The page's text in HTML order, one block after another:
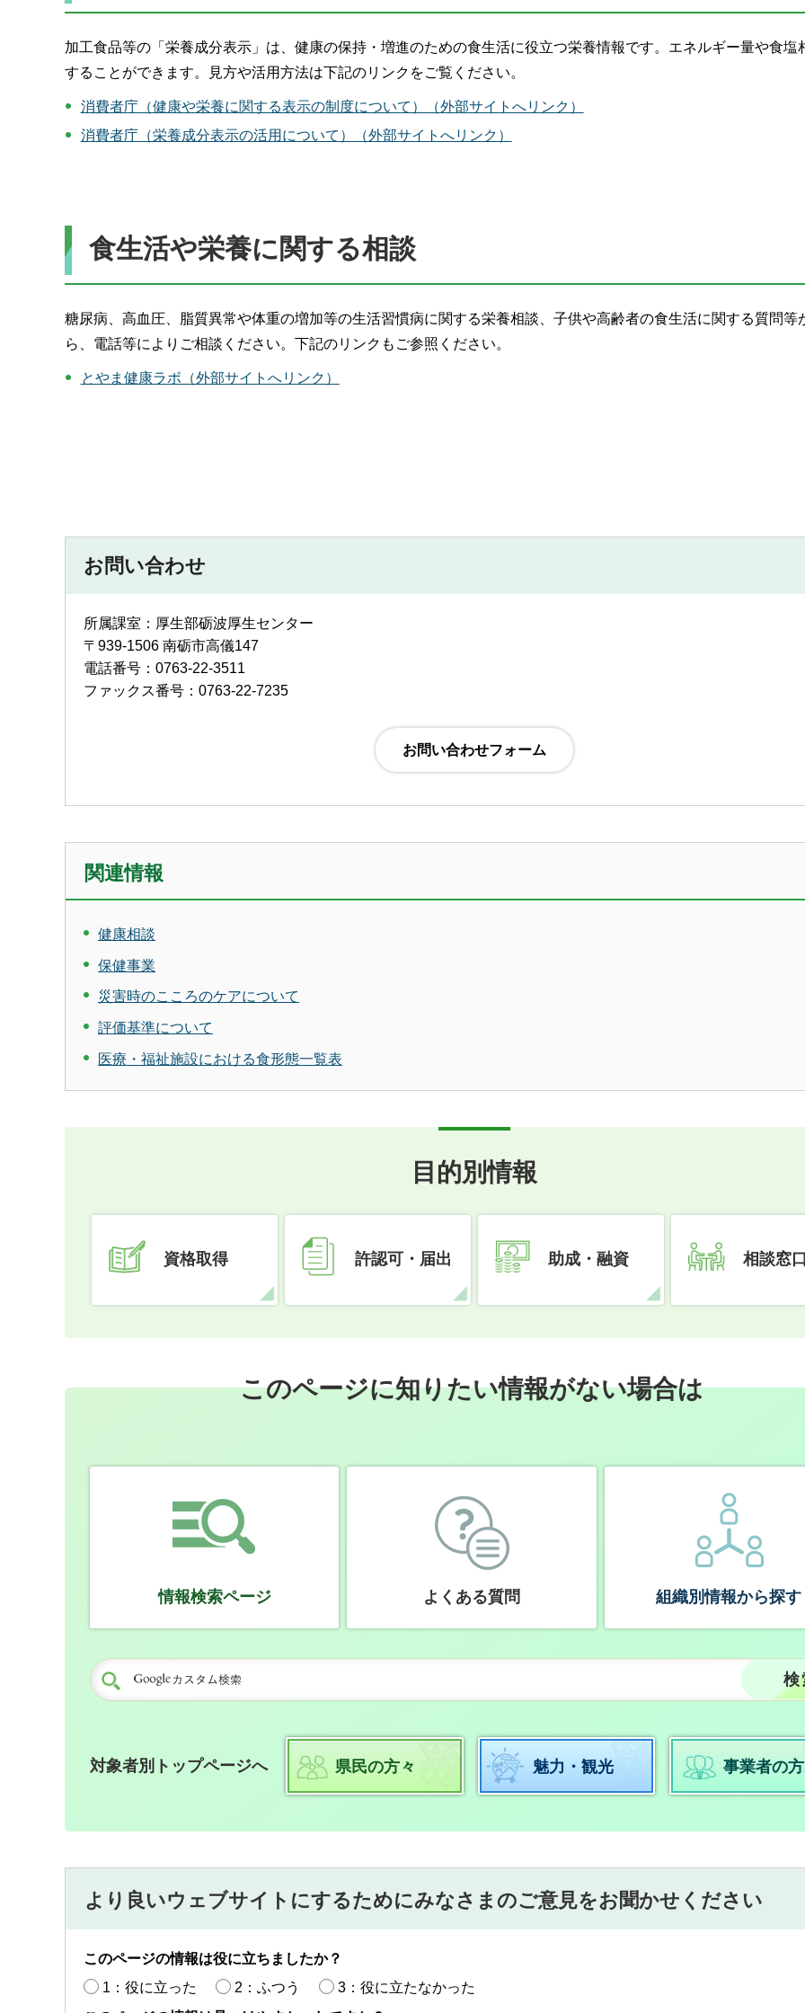
加工食品等の「栄養成分表示」は、健康の保持・増進のための食生活に役立つ栄養情報です。エネルギー量や食塩
することができます。見方や活用方法は下記のリンクをご覧ください。
消費者庁（健康や栄養に関する表示の制度について）（外部サイトへリンク）
消費者庁（栄養成分表示の活用について）（外部サイトへリンク）
食生活や栄養に関する相談
糖尿病、高血圧、脂質異常や体重の増加等の生活習慣病に関する栄養相談、子供や高齢者の食生活に関する質問等
ら、電話等によりご相談ください。下記のリンクもご参照ください。
とやま健康ラボ（外部サイトへリンク）
お問い合わせ
所属課室：厚生部砺波厚生センター
〒939-1506 南砺市高儀147
電話番号：0763-22-3511
ファックス番号：0763-22-7235
関連情報
健康相談
保健事業
災害時のこころのケアについて
評価基準について
医療・福祉施設における食形態一覧表
目的別情報
資格取得 許認可・届出 助成・融資 相談窓
このページに知りたい情報がない場合は
情報検索ページ よくある質問 組織別情報から探す
対象者別トップページへ 県民の方々 魅力・観光 事業者の
より良いウェブサイトにするためにみなさまのご意見をお聞かせください
このページの情報は役に立ちましたか？
1：役に立った
2：ふつう
3：役に立たなかった